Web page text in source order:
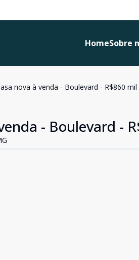
HomeSobre
nova à venda - Boulevard - R$860 mil
- Boulevard -